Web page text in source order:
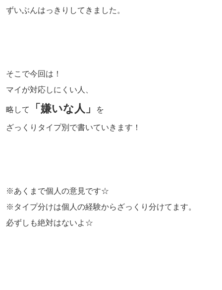
ずいぶんはっきりしてきました。
そこで今回は！
マイが対応しにくい人、
略して 「嫌いな人」 を
ざっくりタイプ別で書いていきます！
※あくまで個人の意見です☆
※タイプ分けは個人の経験からざっくり分けてます。
必ずしも絶対はないよ☆